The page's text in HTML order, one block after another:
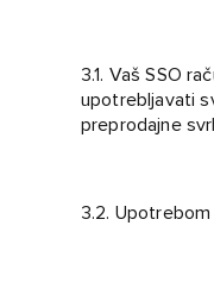
3.1. Vaš SSO
upotrebljavati
preprodajne
3.2.